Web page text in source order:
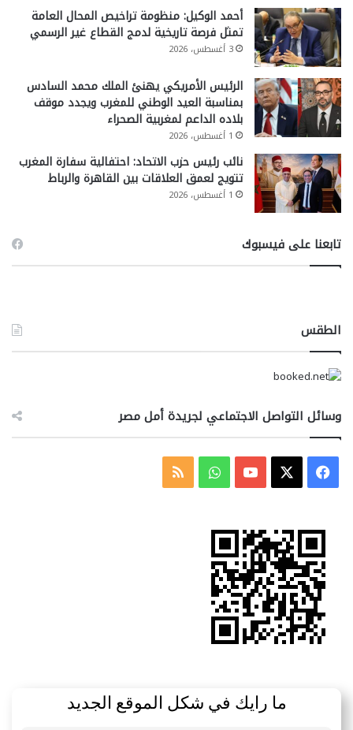
أحمد الوكيل: منظومة تراخيص المحال العامة
تمثل فرصة تاريخية لدمج القطاع غير الرسمي
3 أغسطس، 2026
الرئيس الأمريكي يهنئ الملك محمد السادس
بمناسبة العيد الوطني للمغرب ويجدد موقف
بلاده الداعم لمغربية الصحراء
1 أغسطس، 2026
نائب رئيس حزب الاتحاد: احتفالية سفارة المغرب
تتويج لعمق العلاقات بين القاهرة والرباط
1 أغسطس، 2026
تابعنا على فيسبوك
الطقس
وسائل التواصل الاجتماعي لجريدة أمل مصر
فيسبوك ‫YouTubeواتسابملخص
ما رايك في شكل الموقع الجديد